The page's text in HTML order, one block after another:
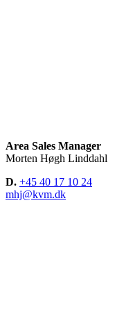
Area Sales Manager
Morten Høgh Linddahl
D. +45 40 17 10 24
mhj@kvm.dk